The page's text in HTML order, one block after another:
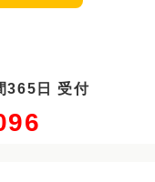
365日 受付